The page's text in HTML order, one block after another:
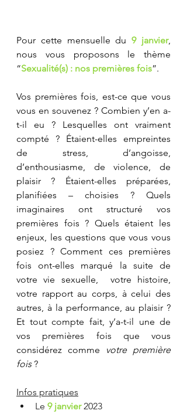
Pour cette mensuelle du 9 janvier,
nous vous proposons le thème
“Sexualité(s) : nos premières fois”.
Vos premières fois, est-ce que vous
vous en souvenez ? Combien y’en a-
t-il eu ? Lesquelles ont vraiment
compté ? Étaient-elles empreintes
de stress, d’angoisse,
d’enthousiasme, de violence, de
plaisir ? Étaient-elles préparées,
planifiées – choisies ? Quels
imaginaires ont structuré vos
premières fois ? Quels étaient les
enjeux, les questions que vous vous
posiez ? Comment ces premières
fois ont-elles marqué la suite de
votre vie sexuelle,  votre histoire,
votre rapport au corps, à celui des
autres, à la performance, au plaisir ?
Et tout compte fait, y’a-t-il une de
vos premières fois que vous
considérez comme
votre première
fois ?
Infos pratiques
Le 9 janvier 2023